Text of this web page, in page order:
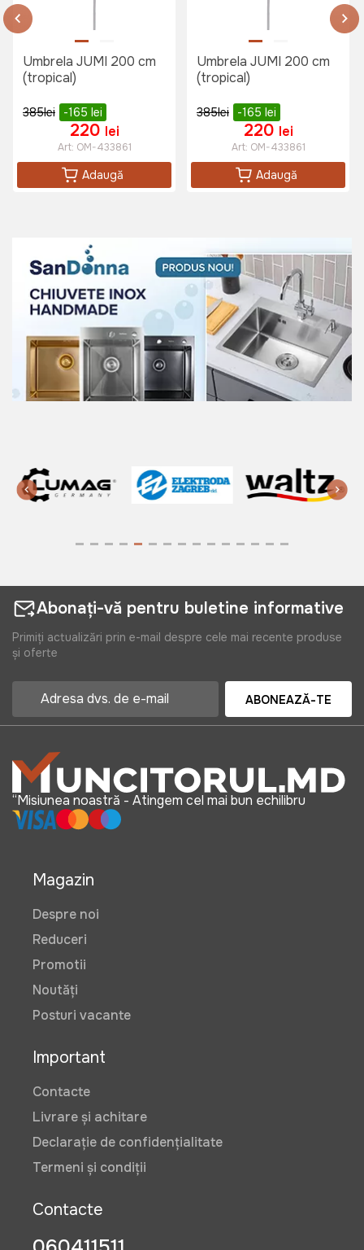
Umbrela JUMI 200 cm
(tropical)
385lei -165 lei
220 lei
Art: OM-433861
Adaugă
Umbrela JUMI 200 cm
(tropical)
385lei -165 lei
220 lei
Art: OM-433861
Adaugă
Abonați-vă pentru buletine informative
Primiți actualizări prin e-mail despre cele mai recente produse
și oferte
ABONEAZĂ-TE
“Misiunea noastră - Atingem cel mai bun echilibru
Magazin
Despre noi
Reduceri
Promotii
Noutăți
Posturi vacante
Important
Contacte
Livrare și achitare
Declarație de confidențialitate
Termeni și condiții
Contacte